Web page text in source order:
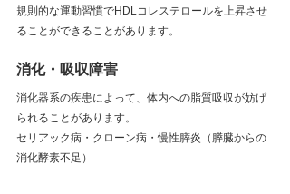
規則的な運動習慣でHDLコレステロールを上昇させ
ることができることがあります。
消化・吸収障害
消化器系の疾患によって、体内への脂質吸収が妨げ
られることがあります。
セリアック病・クローン病・慢性膵炎（膵臓からの
消化酵素不足）